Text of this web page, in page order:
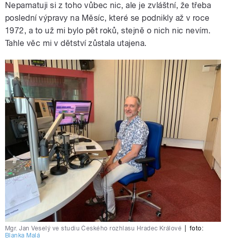
Nepamatuji si z toho vůbec nic, ale je zvláštní, že třeba
poslední výpravy na Měsíc, které se podnikly až v roce
1972, a to už mi bylo pět roků, stejně o nich nic nevím.
Tahle věc mi v dětství zůstala utajena.
Mgr. Jan Veselý ve studiu Českého rozhlasu Hradec Králové
foto:
Blanka Malá